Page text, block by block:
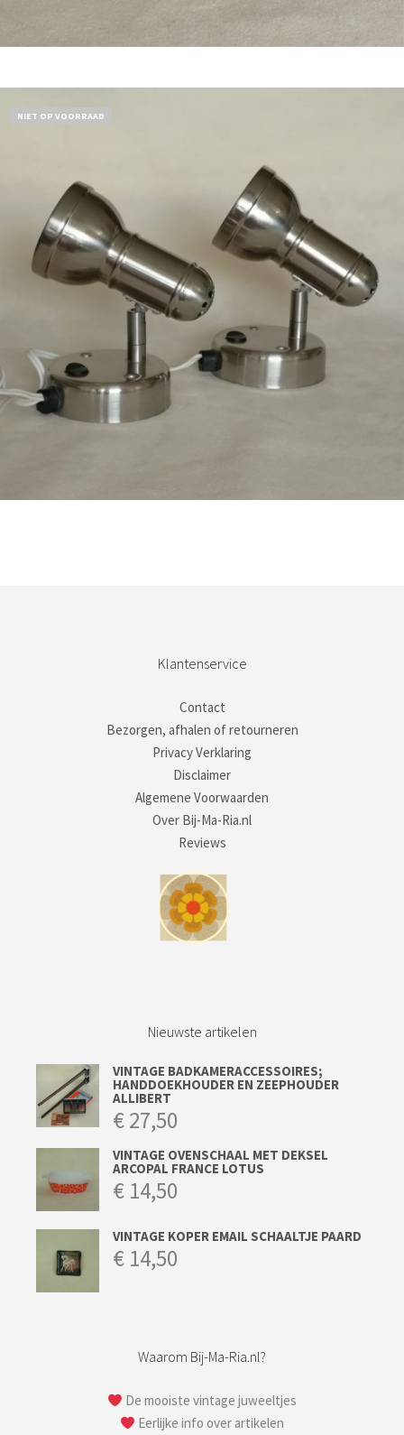
NIET OP VOORRAAD
Klantenservice
Contact
Bezorgen, afhalen of retourneren
Privacy Verklaring
Disclaimer
Algemene Voorwaarden
Over Bij-Ma-Ria.nl
Reviews
Nieuwste artikelen
VINTAGE BADKAMERACCESSOIRES;
HANDDOEKHOUDER EN ZEEPHOUDER
ALLIBERT
€27,50
VINTAGE OVENSCHAAL MET DEKSEL
ARCOPAL FRANCE LOTUS
€ 14,50
VINTAGE KOPER EMAIL SCHAALTJE PAARD
€ 14,50
Waarom Bij-Ma-Ria.nl?
De mooiste vintage juweeltjes
Eerlijke info over artikelen